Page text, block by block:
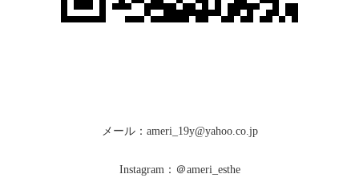
メール：ameri_19y@yahoo.co.jp
Instagram：＠ameri_esthe